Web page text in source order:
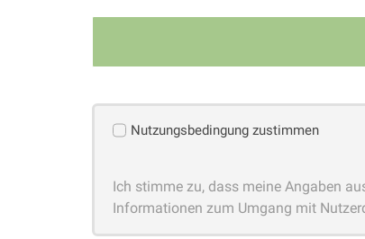
Nutzungsbedingung zustimmen
Ich stimme zu, dass meine Angaben
Informationen zum Umgang mit